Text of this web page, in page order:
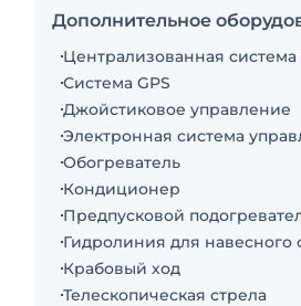
Дополнительное
Централизованная система
Система GPS
Джойстиковое управление
Электронная система
Обогреватель
Кондиционер
Предпусковой
Гидролиния для навесного
Крабовый ход
Телескопическая стрела